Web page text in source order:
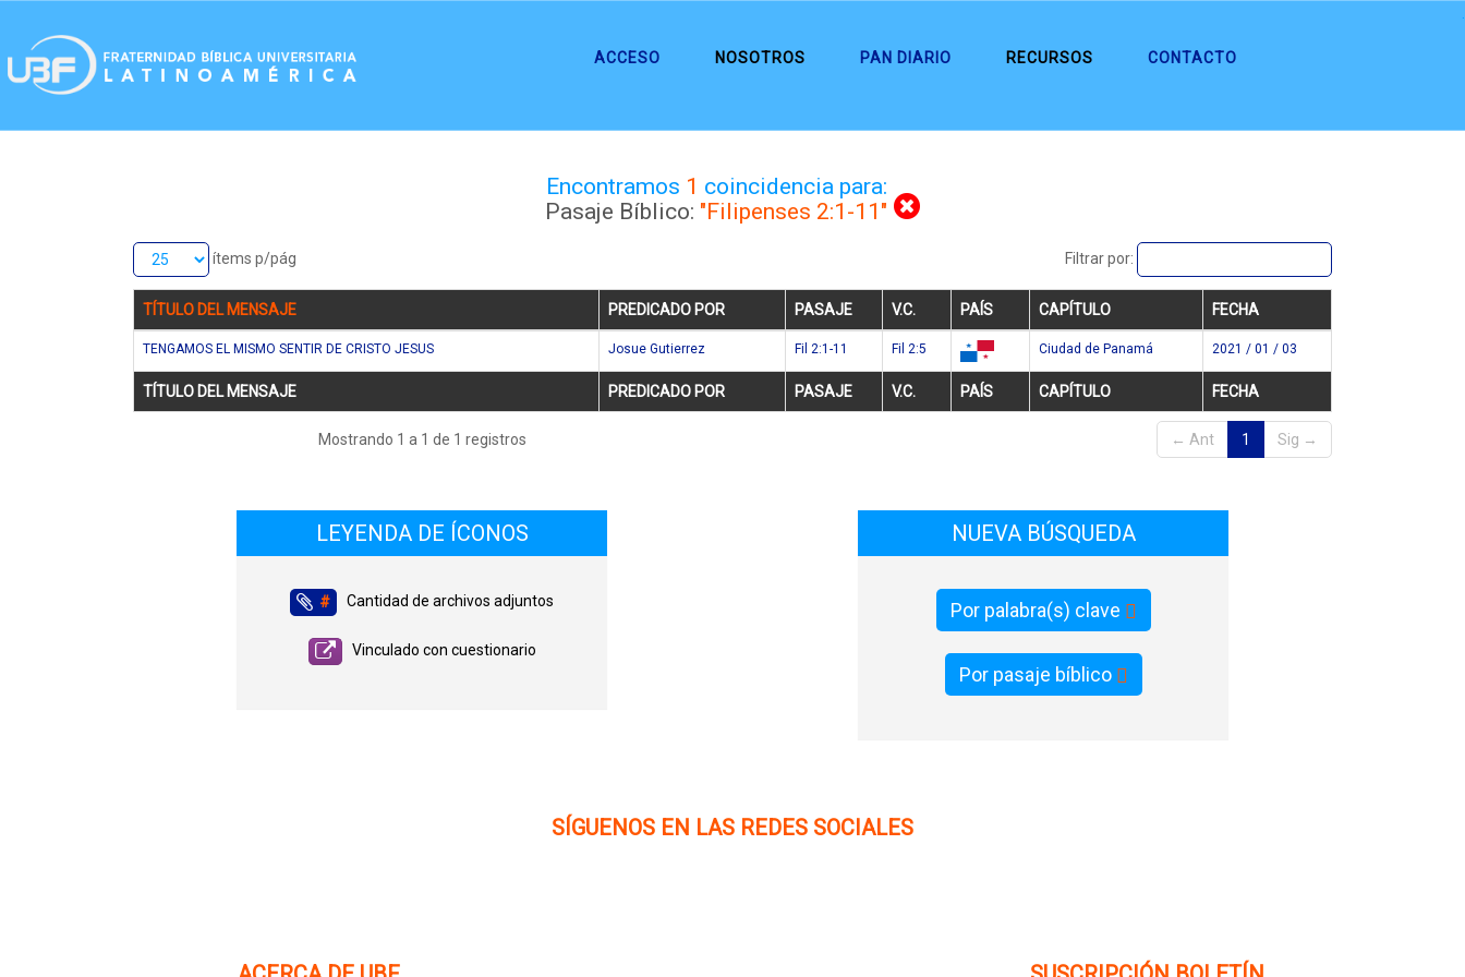
ACCESO NOSOTROS PAN DIARIO RECURSOS CONTACTO
Encontramos 1 coincidencia para:
Pasaje Bíblico: "Filipenses 2:1-11"
ítems p/pág Filtrar por:
TÍTULO DEL MENSAJE PREDICADO POR PASAJE V.C. PAÍS CAPÍTULO FECHA
TÍTULO DEL MENSAJE PREDICADO POR PASAJE V.C. PAÍS CAPÍTULO FECHA
TENGAMOS EL MISMO SENTIR DE CRISTO JESUS Josue Gutierrez Fil 2:1-11 Fil 2:5 Ciudad de Panamá 2021 / 01 / 03
Mostrando 1 a 1 de 1 registros ← Ant 1 Sig →
LEYENDA DE ÍCONOS
# Cantidad de archivos adjuntos
Vinculado con cuestionario
NUEVA BÚSQUEDA
Por palabra(s) clave
Por pasaje bíblico
SÍGUENOS EN LAS REDES SOCIALES